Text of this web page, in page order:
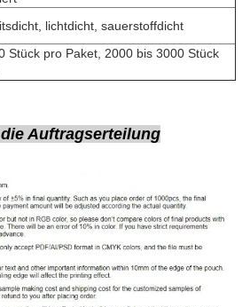
lichtdicht, sauerstoffdicht
Stück pro Paket, 2000 bis 3000 Stück
Auftragserteilung